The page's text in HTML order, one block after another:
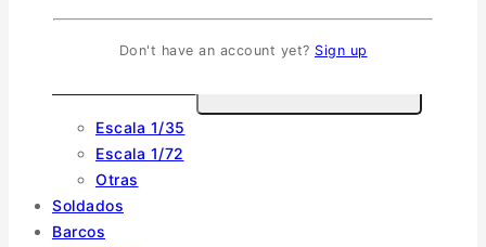
Otras
Helicópteros
Escala 1/35
Escala 1/72
Otras
Soldados
Barcos
Don't have an account yet? Sign up